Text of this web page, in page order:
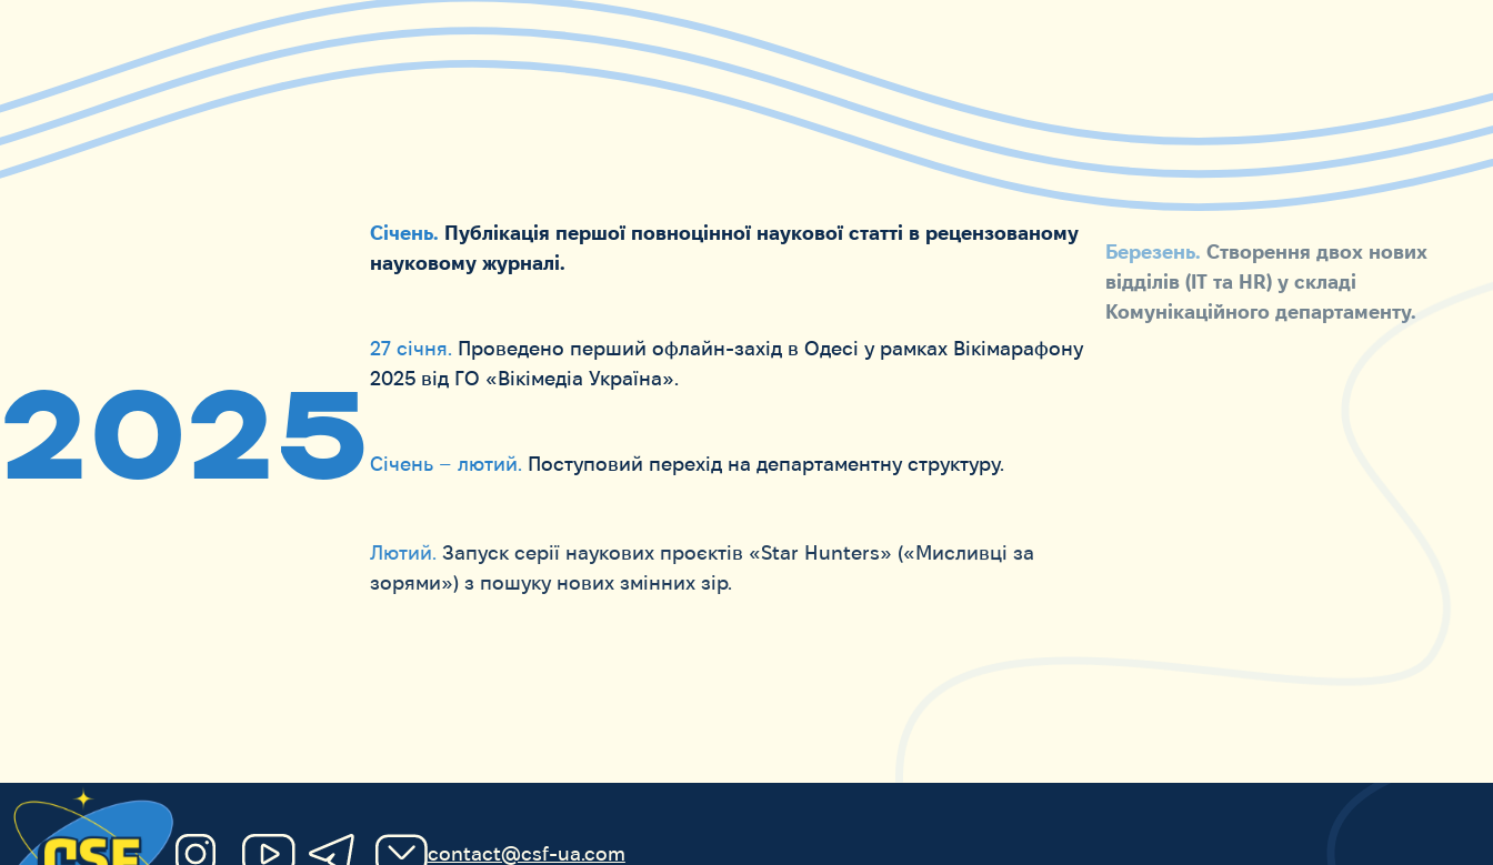
2025
Січень. Публікація першої повноцінної наукової статті в рецензованому
науковому журналі.
27 січня. Проведено перший офлайн-захід в Одесі у рамках Вікімарафону
2025 від ГО «Вікімедіа Україна».
Січень – лютий. Поступовий перехід на департаментну структуру.
Лютий. Запуск серії наукових проєктів «Star Hunters» («Мисливці за
зорями») з пошуку нових змінних зір.
відділів (IT та HR) у складі
Комунікаційного департаменту.
contact@csf-ua.com